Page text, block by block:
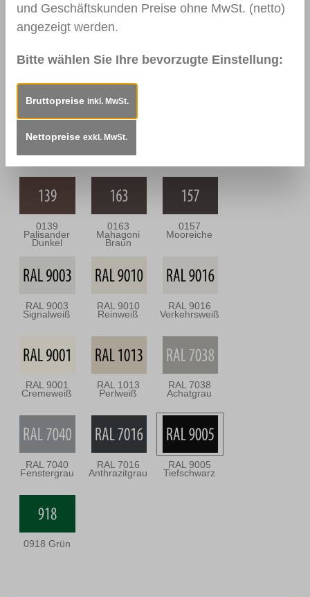
0109
Hell
0144 Braun 0111
Nussbaum Nussbraun
0139
Palisander
Dunkel
0163
Mahagoni
Braun
0157
Mooreiche
RAL 9003
Signalweiß
RAL 9010
Reinweiß
RAL 9016
Verkehrsweiß
RAL 9001
Cremeweiß
RAL 1013
Perlweiß
RAL 7038
Achatgrau
RAL 7040
Fenstergrau
RAL 7016
Anthrazitgrau
RAL 9005
Tiefschwarz
0918 Grün
und Geschäftskunden Preise ohne MwSt. (netto)
angezeigt werden.
Bitte wählen Sie Ihre bevorzugte Einstellung:
Bruttopreise inkl. MwSt.
Nettopreise exkl. MwSt.